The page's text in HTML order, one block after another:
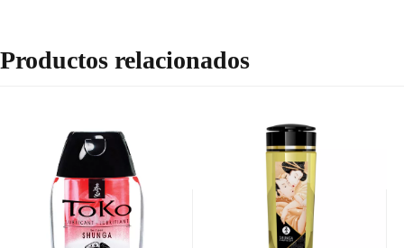
Productos relacionados